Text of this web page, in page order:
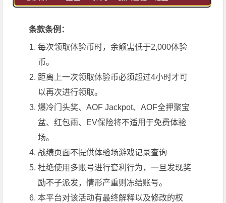
条款条例：
每次领取体验币时，余额需低于2,000体验
币。
距离上一次领取体验币必须超过4小时才可
以再次进行领取。
爆冷门头奖、AOF Jackpot、AOF全押聚宝
盆、红包雨、EV保险将不适用于免费体验
场。
战绩页面不提供体验场游戏记录查询
杜绝使用多账号进行套利行为，一旦发现奖
励不子派发，情形产重则冻结账号。
本平台对该活动有最终解释以及修改的权